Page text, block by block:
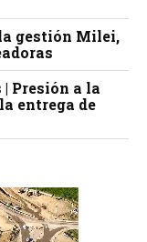
gestión Milei,
| Presión a la
entrega de